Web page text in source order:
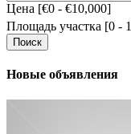
Цена [€0 - €10,000]
Площадь участка [0 -
Поиск
Новые объявления